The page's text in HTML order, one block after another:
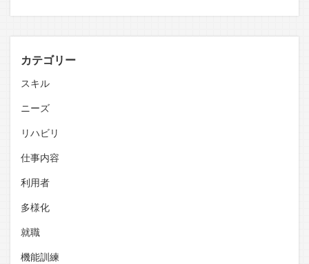
カテゴリー
スキル
ニーズ
リハビリ
仕事内容
利用者
多様化
就職
機能訓練